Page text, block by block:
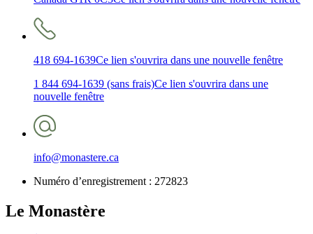
418 694-1639Ce lien s'ouvrira dans une nouvelle fenêtre
1 844 694-1639 (sans frais)Ce lien s'ouvrira dans une
nouvelle fenêtre
info@monastere.ca
Numéro d’enregistrement : 272823
Le Monastère